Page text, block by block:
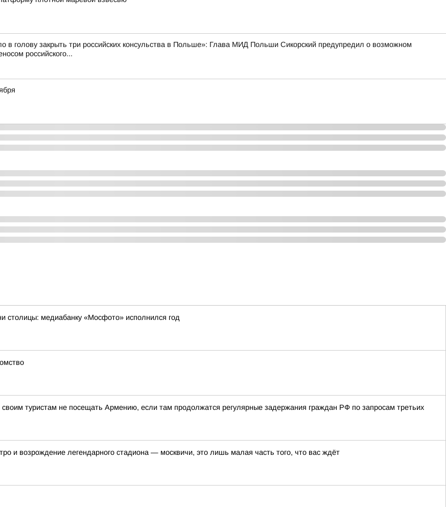
голову закрыть три российских консульства в Польше»: Глава МИД Польши Сикорский предупредил о возможном
российского...
медиабанку «Мосфото» исполнился год
туристам не посещать Армению, если там продолжатся регулярные задержания граждан РФ по запросам третьих
и возрождение легендарного стадиона — москвичи, это лишь малая часть того, что вас ждёт